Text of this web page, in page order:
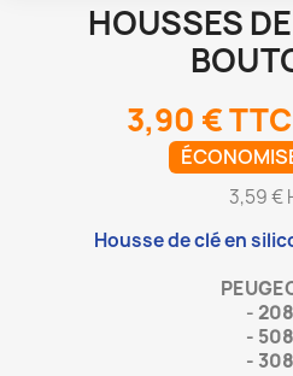
HOUSSES
3,90 €TTC
3,59 €
Housse de clé en
- 208
- 508
- 308